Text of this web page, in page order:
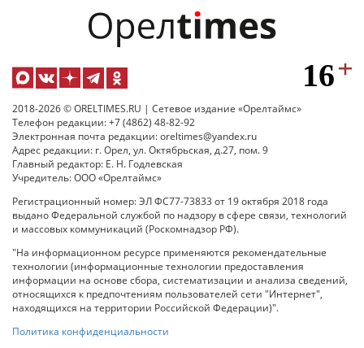
2018-2026 © ORELTIMES.RU | Сетевое издание «Орелтаймс»
Телефон редакции: +7 (4862) 48-82-92
Электронная почта редакции: oreltimes@yandex.ru
Адрес редакции: г. Орел, ул. Октябрьская, д.27, пом. 9
Главный редактор: Е. Н. Годлевская
Учредитель: ООО «Орелтаймс»
Регистрационный номер: ЭЛ ФС77-73833 от 19 октября 2018 года
выдано Федеральной службой по надзору в сфере связи, технологий
и массовых коммуникаций (Роскомнадзор РФ).
"На информационном ресурсе применяются рекомендательные
технологии (информационные технологии предоставления
информации на основе сбора, систематизации и анализа сведений,
относящихся к предпочтениям пользователей сети "Интернет",
находящихся на территории Российской Федерации)".
Политика конфиденциальности